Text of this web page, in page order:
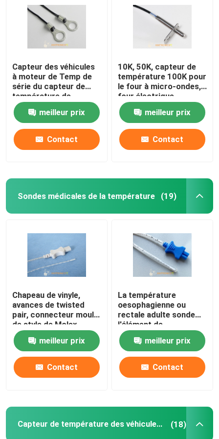
Au sujet de nous
Visite d'usine
Contrôle de qualité
Contactez-nous
Nouvelles
Capteur des véhicules
à moteur de Temp de
série du capteur de
température de
chargeurs de batterie
d'automobile MFS pour
la voiture
meilleur prix
Contact
10K, 50K, capteur de
température 100K pour
le four à micro-ondes,
four électrique,
friteuse d'air, série
cuite au four électrique
du plat MFT-F
meilleur prix
Contact
Sondes médicales de la température (19)
Chapeau de vinyle,
avances de twisted
pair, connecteur moulé
de style de Molex,
capteur de
température 2.252K
médical d'usage
universel jetable
meilleur prix
Contact
La température
oesophagienne ou
rectale adulte sonde
l'élément de
thermistance de la
série 2.252KΩ d'à
haute fréquence 401
meilleur prix
Contact
Capteur de température des véhicules à moteur (18)